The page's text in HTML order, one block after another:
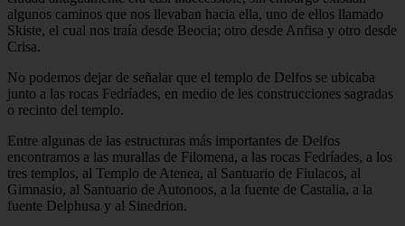
algunos caminos que nos llevaban hacia ella, uno de ellos llamado
Skiste, el cual nos traía desde Beocia; otro desde Anfisa y otro desde
Crisa.
No podemos dejar de señalar que el templo de Delfos se ubicaba
junto a las rocas Fedríades, en medio de les construcciones sagradas
o recinto del templo.
Entre algunas de las estructuras más importantes de Delfos
encontramos a las murallas de Filomena, a las rocas Fedríades, a los
tres templos, al Templo de Atenea, al Santuario de Fiulacos, al
Gimnasio, al Santuario de Autonoos, a la fuente de Castalia, a la
fuente Delphusa y al Sinedrion.